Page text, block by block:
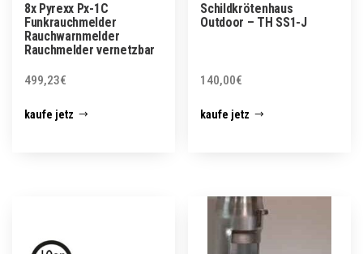
8x Pyrexx Px-1C
Funkrauchmelder
Rauchwarnmelder
Rauchmelder vernetzbar
499,23€
kaufe jetz
Schildkrötenhaus
Outdoor – TH SS1-J
140,00€
kaufe jetz